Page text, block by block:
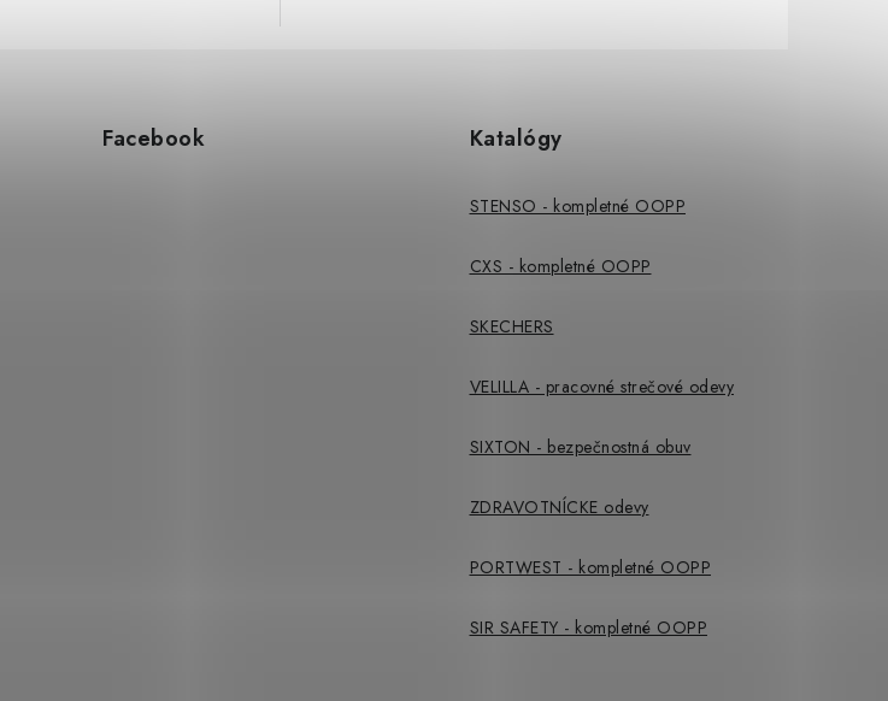
Facebook Katalógy
STENSO - kompletné OOPP
CXS - kompletné OOPP
SKECHERS
VELILLA - pracovné strečové odevy
SIXTON - bezpečnostná obuv
ZDRAVOTNÍCKE odevy
PORTWEST - kompletné OOPP
SIR SAFETY - kompletné OOPP